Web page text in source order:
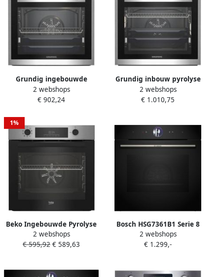
Grundig ingebouwde
pyrolyse oven
GEBD19401BPH roestvrij
2 webshops
€ 902,24
Grundig inbouw pyrolyse
oven GEBM19600BPH
donker roestvrij staal koude
2 webshops
€ 1.010,75
1%
Beko Ingebouwde Pyrolyse
Oven met geforceerde
warmte BBIM11300XMP
2 webshops
€ 595,92 € 589,63
Bosch HSG7361B1 Serie 8
Inbouwoven met stoom
2 webshops
€ 1.299,-